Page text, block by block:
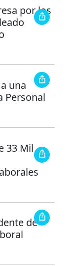
por los
una
Personal
33 Mil
de